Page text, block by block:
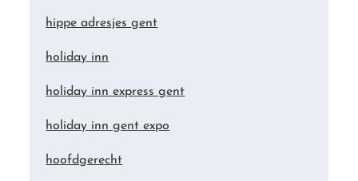
hippe adresjes gent
holiday inn
holiday inn express gent
holiday inn gent expo
hoofdgerecht